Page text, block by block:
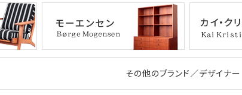
その他のブランド／デザイナー